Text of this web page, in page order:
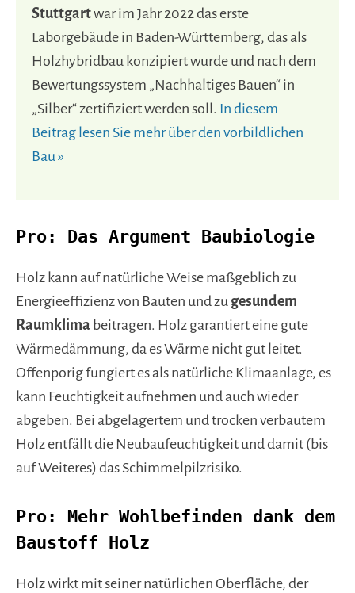
Stuttgartwar im Jahr 2022 das erste
Laborgebäude in Baden-Württemberg, das als
Holzhybridbau konzipiert wurde und nach dem
Bewertungssystem „Nachhaltiges Bauen“ in
„Silber“ zertifiziert werden soll. In diesem
Beitrag lesen Sie mehr über den vorbildlichen
Bau »
Pro: Das Argument Baubiologie
Holz kann auf natürliche Weise maßgeblich zu
Energieeffizienz von Bauten und zu gesundem
Raumklima beitragen. Holz garantiert eine gute
Wärmedämmung, da es Wärme nicht gut leitet.
Offenporig fungiert es als natürliche Klimaanlage, es
kann Feuchtigkeit aufnehmen und auch wieder
abgeben. Bei abgelagertem und trocken verbautem
Holz entfällt die Neubaufeuchtigkeit und damit (bis
auf Weiteres) das Schimmelpilzrisiko.
Pro: Mehr Wohlbefinden dank dem
Baustoff Holz
Holz wirkt mit seiner natürlichen Oberfläche, der